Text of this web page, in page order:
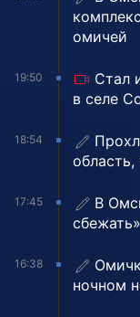
омичей
19:50
Стал
в селе
18:54
область,
17:45
В
16:38
ночном